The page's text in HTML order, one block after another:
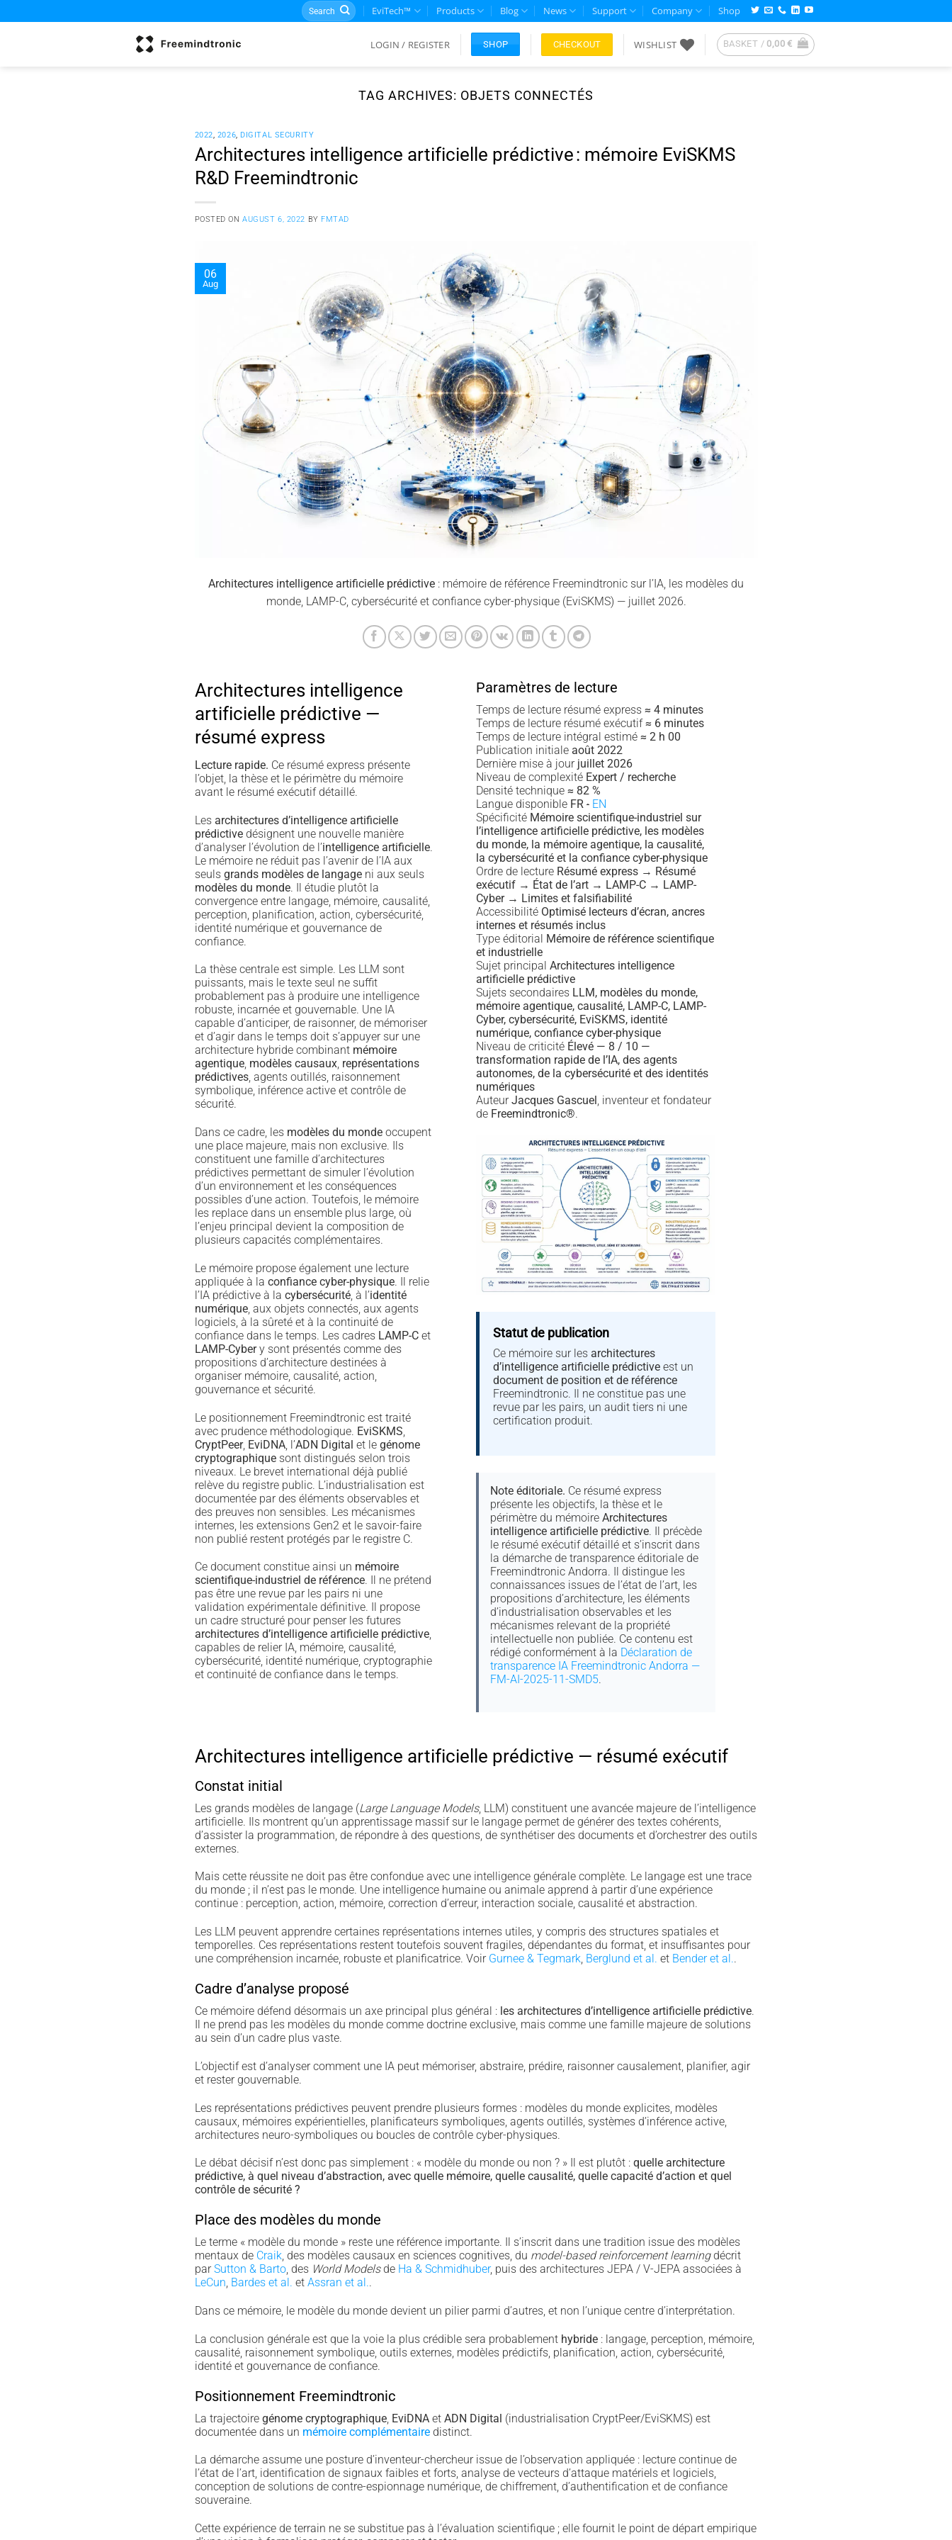
to
Search
for:
EviTech™ Products Blog News Support Company Shop
LOGIN / REGISTER SHOP CHECKOUT WISHLIST BASKET / 0,00€
TAG ARCHIVES: OBJETS CONNECTÉS
2022, 2026, DIGITAL SECURITY
Architectures intelligence artificielle prédictive : mémoire EviSKMS
R&D Freemindtronic
POSTED ONAUGUST 6, 2022 BY FMTAD
06
Aug
Architectures intelligence artificielle prédictive : mémoire de référence Freemindtronic sur l’IA, les modèles du
monde, LAMP-C, cybersécurité et confiance cyber-physique (EviSKMS) — juillet 2026.
Architectures intelligence
artificielle prédictive —
résumé express
Lecture rapide. Ce résumé express présente
l’objet, la thèse et le périmètre du mémoire
avant le résumé exécutif détaillé.
Les architectures d’intelligence artificielle
prédictivedésignent une nouvelle manière
d’analyser l’évolution de l’intelligence artificielle.
Le mémoire ne réduit pas l’avenir de l’IA aux
seuls grands modèles de langageni aux seuls
modèles du monde. Il étudie plutôt la
convergence entre langage, mémoire, causalité,
perception, planification, action, cybersécurité,
identité numérique et gouvernance de
confiance.
La thèse centrale est simple. Les LLM sont
puissants, mais le texte seul ne suffit
probablement pas à produire une intelligence
robuste, incarnée et gouvernable. Une IA
capable d’anticiper, de raisonner, de mémoriser
et d’agir dans le temps doit s’appuyer sur une
architecture hybride combinant mémoire
agentique, modèles causaux, représentations
prédictives, agents outillés, raisonnement
symbolique, inférence active et contrôle de
sécurité.
Dans ce cadre, les modèles du mondeoccupent
une place majeure, mais non exclusive. Ils
constituent une famille d’architectures
prédictives permettant de simuler l’évolution
d’un environnement et les conséquences
possibles d’une action. Toutefois, le mémoire
les replace dans un ensemble plus large, où
l’enjeu principal devient la composition de
plusieurs capacités complémentaires.
Le mémoire propose également une lecture
appliquée à la confiance cyber-physique. Il relie
l’IA prédictive à la cybersécurité, à l’identité
numérique, aux objets connectés, aux agents
logiciels, à la sûreté et à la continuité de
confiance dans le temps. Les cadres LAMP-Cet
LAMP-Cybery sont présentés comme des
propositions d’architecture destinées à
organiser mémoire, causalité, action,
gouvernance et sécurité.
Le positionnement Freemindtronic est traité
avec prudence méthodologique. EviSKMS
CryptPeer, EviDNA, l’ADN Digital et le génome
cryptographiquesont distingués selon trois
niveaux. Le brevet international déjà publié
relève du registre public. L’industrialisation est
documentée par des éléments observables et
des preuves non sensibles. Les mécanismes
internes, les extensions Gen2 et le savoir-faire
non publié restent protégés par le registre C.
Ce document constitue ainsi un mémoire
scientifique-industriel de référence. Il ne prétend
pas être une revue par les pairs ni une
validation expérimentale définitive. Il propose
un cadre structuré pour penser les futures
architectures d’intelligence artificielle prédictive,
capables de relier IA, mémoire, causalité,
cybersécurité, identité numérique, cryptographie
et continuité de confiance dans le temps.
Paramètres de lecture
Temps de lecture résumé express ≈ 4 minutes
Temps de lecture résumé exécutif≈ 6 minutes
Temps de lecture intégral estimé ≈ 2 h 00
Publication initiale août 2022
Dernière mise à jour juillet 2026
Niveau de complexité Expert / recherche
Densité technique ≈ 82 %
Langue disponible FR · EN
Spécificité Mémoire scientifique-industriel sur
l’intelligence artificielle prédictive, les modèles
du monde, la mémoire agentique, la causalité,
la cybersécurité et la confiance cyber-physique
Ordre de lecture Résumé express → Résumé
exécutif → État de l’art → LAMP-C → LAMP-
Cyber → Limites et falsifiabilité
Accessibilité Optimisé lecteurs d’écran, ancres
internes et résumés inclus
Type éditorial Mémoire de référence scientifique
et industrielle
Sujet principal Architectures intelligence
artificielle prédictive
Sujets secondaires LLM, modèles du monde,
mémoire agentique, causalité, LAMP-C, LAMP-
Cyber, cybersécurité, EviSKMS, identité
numérique, confiance cyber-physique
Niveau de criticité Élevé — 8 / 10 —
transformation rapide de l’IA, des agents
autonomes, de la cybersécurité et des identités
numériques
AuteurJacques Gascuel, inventeur et fondateur
de Freemindtronic®.
Statut de publication
Ce mémoire sur les architectures
d’intelligence artificielle prédictive est un
document de position et de référence
Freemindtronic. Il ne constitue pas une
revue par les pairs, un audit tiers ni une
certification produit.
Note éditoriale. Ce résumé express
présente les objectifs, la thèse et le
périmètre du mémoire Architectures
intelligence artificielle prédictive. Il précède
le résumé exécutif détaillé et s’inscrit dans
la démarche de transparence éditoriale de
Freemindtronic Andorra. Il distingue les
connaissances issues de l’état de l’art, les
propositions d’architecture, les éléments
d’industrialisation observables et les
mécanismes relevant de la propriété
intellectuelle non publiée. Ce contenu est
rédigé conformément à la Déclaration de
transparence IA Freemindtronic Andorra —
FM-AI-2025-11-SMD5.
Architectures intelligence artificielle prédictive — résumé exécutif
Constat initial
Les grands modèles de langage (Large Language Models, LLM) constituent une avancée majeure de l’intelligence
artificielle. Ils montrent qu’un apprentissage massif sur le langage permet de générer des textes cohérents,
d’assister la programmation, de répondre à des questions, de synthétiser des documents et d’orchestrer des outils
externes.
Mais cette réussite ne doit pas être confondue avec une intelligence générale complète. Le langage est une trace
du monde ; il n’est pas le monde. Une intelligence humaine ou animale apprend à partir d’une expérience
continue : perception, action, mémoire, correction d’erreur, interaction sociale, causalité et abstraction.
Les LLM peuvent apprendre certaines représentations internes utiles, y compris des structures spatiales et
temporelles. Ces représentations restent toutefois souvent fragiles, dépendantes du format, et insuffisantes pour
une compréhension incarnée, robuste et planificatrice. Voir Gurnee & Tegmark, Berglund et al. et Bender et al..
Cadre d’analyse proposé
Ce mémoire défend désormais un axe principal plus général : les architectures d’intelligence artificielle prédictive.
Il ne prend pas les modèles du monde comme doctrine exclusive, mais comme une famille majeure de solutions
au sein d’un cadre plus vaste.
L’objectif est d’analyser comment une IA peut mémoriser, abstraire, prédire, raisonner causalement, planifier, agir
et rester gouvernable.
Les représentations prédictives peuvent prendre plusieurs formes : modèles du monde explicites, modèles
causaux, mémoires expérientielles, planificateurs symboliques, agents outillés, systèmes d’inférence active,
architectures neuro-symboliques ou boucles de contrôle cyber-physiques.
Le débat décisif n’est donc pas simplement : « modèle du monde ou non ? » Il est plutôt : quelle architecture
prédictive, à quel niveau d’abstraction, avec quelle mémoire, quelle causalité, quelle capacité d’action et quel
contrôle de sécurité ?
Place des modèles du monde
Le terme « modèle du monde » reste une référence importante. Il s’inscrit dans une tradition issue des modèles
mentaux de Craik, des modèles causaux en sciences cognitives, du model-based reinforcement learningdécrit
parSutton & Barto, des World Modelsde Ha & Schmidhuber, puis des architectures JEPA / V-JEPA associées à
LeCun, Bardes et al. et Assran et al..
Dans ce mémoire, le modèle du monde devient un pilier parmi d’autres, et non l’unique centre d’interprétation.
La conclusion générale est que la voie la plus crédible sera probablement hybride: langage, perception, mémoire,
causalité, raisonnement symbolique, outils externes, modèles prédictifs, planification, action, cybersécurité,
identité et gouvernance de confiance.
Positionnement Freemindtronic
La trajectoire génome cryptographique, EviDNAet ADN Digital (industrialisation CryptPeer/EviSKMS) est
documentée dans un mémoire complémentairedistinct.
La démarche assume une posture d’inventeur-chercheur issue de l’observation appliquée : lecture continue de
l’état de l’art, identification de signaux faibles et forts, analyse de vecteurs d’attaque matériels et logiciels,
conception de solutions de contre-espionnage numérique, de chiffrement, d’authentification et de confiance
souveraine.
Cette expérience de terrain ne se substitue pas à l’évaluation scientifique ; elle fournit le point de départ empirique